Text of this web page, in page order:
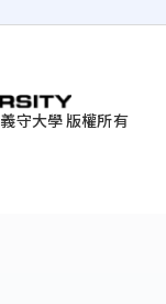
義守大學 版權所有